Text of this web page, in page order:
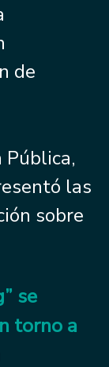
de
Pública,
las
sobre
se
torno a